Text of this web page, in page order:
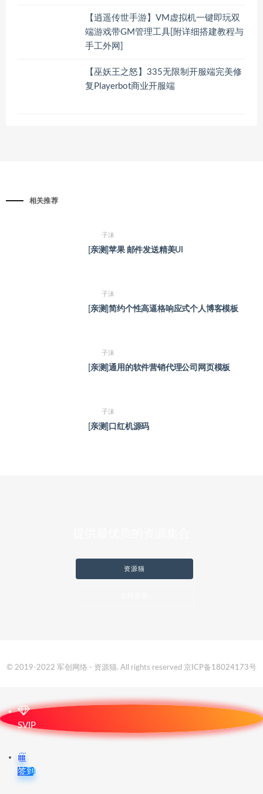
【逍遥传世手游】VM虚拟机一键即玩双
端游戏带GM管理工具[附详细搭建教程与
手工外网]
【巫妖王之怒】335无限制开服端完美修
复Playerbot商业开服端
相关推荐
子沫
[亲测]苹果 邮件发送精美UI
子沫
[亲测]简约个性高逼格响应式个人博客模板
子沫
[亲测]通用的软件营销代理公司网页模板
子沫
[亲测]口红机源码
资源猫
© 2019-2022 军创网络 - 资源猫. All rights reserved 京ICP备18024173号
SVIP
签到